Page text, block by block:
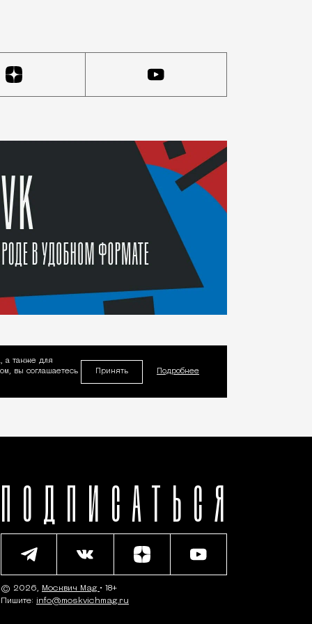
а также для
вы соглашаетесь
Принять Подробнее
ПОДПИСАТЬСЯ
© 2026, Москвич Mag • 18+
Пишите: info@moskvichmag.ru